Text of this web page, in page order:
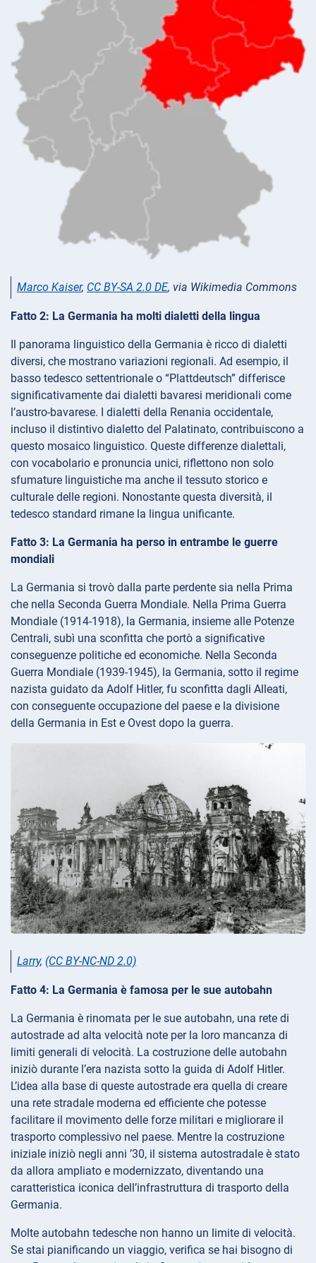
Marco Kaiser, CC BY-SA 2.0 DE, via Wikimedia Commons
Fatto 2: La Germania ha molti dialetti della lingua
Il panorama linguistico della Germania è ricco di dialetti
diversi, che mostrano variazioni regionali. Ad esempio, il
basso tedesco settentrionale o “Plattdeutsch” differisce
significativamente dai dialetti bavaresi meridionali come
l’austro-bavarese. I dialetti della Renania occidentale,
incluso il distintivo dialetto del Palatinato, contribuiscono a
questo mosaico linguistico. Queste differenze dialettali,
con vocabolario e pronuncia unici, riflettono non solo
sfumature linguistiche ma anche il tessuto storico e
culturale delle regioni. Nonostante questa diversità, il
tedesco standard rimane la lingua unificante.
Fatto 3: La Germania ha perso in entrambe le guerre
mondiali
La Germania si trovò dalla parte perdente sia nella Prima
che nella Seconda Guerra Mondiale. Nella Prima Guerra
Mondiale (1914-1918), la Germania, insieme alle Potenze
Centrali, subì una sconfitta che portò a significative
conseguenze politiche ed economiche. Nella Seconda
Guerra Mondiale (1939-1945), la Germania, sotto il regime
nazista guidato da Adolf Hitler, fu sconfitta dagli Alleati,
con conseguente occupazione del paese e la divisione
della Germania in Est e Ovest dopo la guerra.
Larry, (CC BY-NC-ND 2.0)
Fatto 4: La Germania è famosa per le sue autobahn
La Germania è rinomata per le sue autobahn, una rete di
autostrade ad alta velocità note per la loro mancanza di
limiti generali di velocità. La costruzione delle autobahn
iniziò durante l’era nazista sotto la guida di Adolf Hitler.
L’idea alla base di queste autostrade era quella di creare
una rete stradale moderna ed efficiente che potesse
facilitare il movimento delle forze militari e migliorare il
trasporto complessivo nel paese. Mentre la costruzione
iniziale iniziò negli anni ’30, il sistema autostradale è stato
da allora ampliato e modernizzato, diventando una
caratteristica iconica dell’infrastruttura di trasporto della
Germania.
Molte autobahn tedesche non hanno un limite di velocità.
Se stai pianificando un viaggio, verifica se hai bisogno di